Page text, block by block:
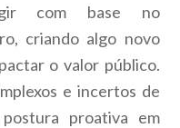
com base no
criando algo novo
o valor público.
e incertos de
proativa em